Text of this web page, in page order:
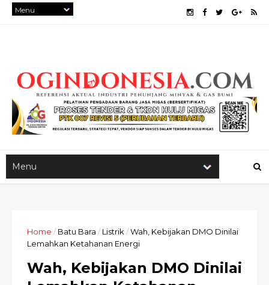
Home / Batu Bara / Listrik/Wah, Kebijakan DMO Dinilai
Lemahkan Ketahanan Energi
Wah, Kebijakan DMO Dinilai